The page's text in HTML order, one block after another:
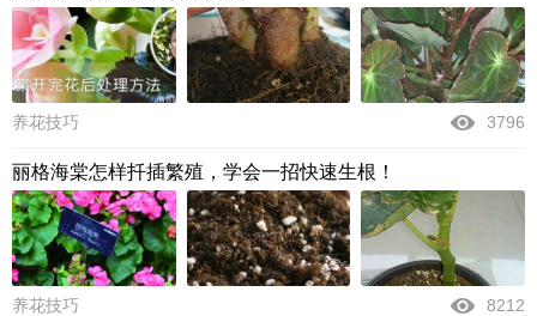
养花技巧 3796
丽格海棠怎样扦插繁殖，学会一招快速生根！
养花技巧 8212